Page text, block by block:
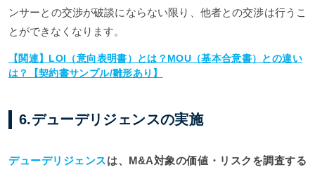
ンサーとの交渉が破談にならない限り、他者との交渉は行うこ
とができなくなります。
【関連】LOI（意向表明書）とは？MOU（基本合意書）との違い
は？【契約書サンプル/雛形あり】
6.デューデリジェンスの実施
デューデリジェンスは、M&A対象の価値・リスクを調査する